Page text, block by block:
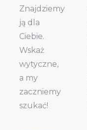
Znajdziemy
ją dla
Ciebie.
Wskaż
wytyczne,
a my
zaczniemy
szukać!